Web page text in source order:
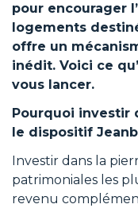
pour encourager
logements
offre un
inédit. Voici ce
vous lancer.
Pourquoi investir
le dispositif
Investir dans la
patrimoniales les
revenu